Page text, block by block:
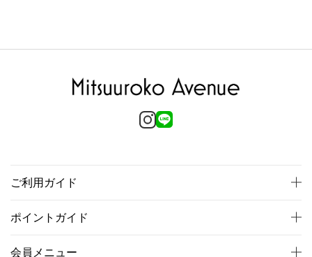
ご利用ガイド
ポイントガイド
会員メニュー